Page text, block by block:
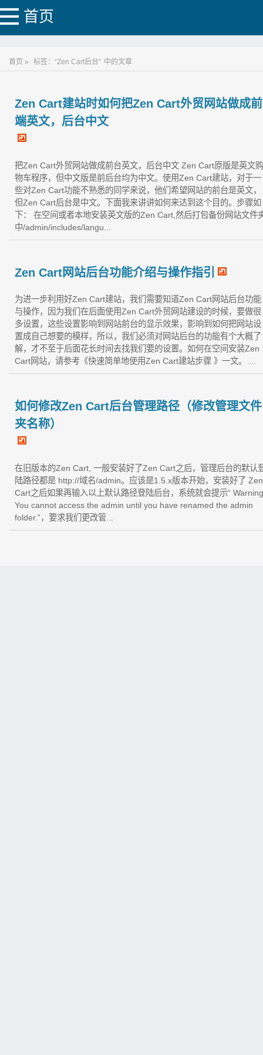
首页
首页 » 标签：“Zen Cart后台” 中的文章
Zen Cart建站时如何把Zen Cart外贸网站做成前
端英文，后台中文
把Zen Cart外贸网站做成前台英文，后台中文 Zen Cart原版是英文购
物车程序，但中文版是前后台均为中文。使用Zen Cart建站，对于一
些对Zen Cart功能不熟悉的同学来说，他们希望网站的前台是英文，
但Zen Cart后台是中文。下面我来讲讲如何来达到这个目的。步骤如
下： 在空间或者本地安装英文版的Zen Cart,然后打包备份网站文件
中/admin/includes/langu...
Zen Cart网站后台功能介绍与操作指引
为进一步利用好Zen Cart建站，我们需要知道Zen Cart网站后台功能
与操作，因为我们在后面使用Zen Cart外贸网站建设的时候，要做很
多设置，这些设置影响到网站前台的显示效果，影响到如何把网站设
置成自己想要的模样，所以，我们必须对网站后台的功能有个大概了
解，才不至于后面花长时间去找我们要的设置。如何在空间安装Zen
Cart网站，请参考《快速简单地使用Zen Cart建站步骤 》一文。 ...
如何修改Zen Cart后台管理路径（修改管理文件
夹名称）
在旧版本的Zen Cart, 一般安装好了Zen Cart之后，管理后台的默认
陆路径都是 http://域名/admin。应该是1.5.x版本开始，安装好了 Zen
Cart之后如果再输入以上默认路径登陆后台，系统就会提示“
You cannot access the admin until you have renamed the admin
folder.”，要求我们更改管...